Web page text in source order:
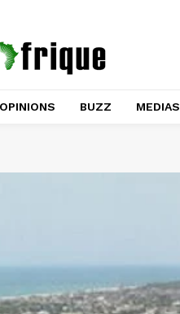
OPINIONS BUZZ MEDIAS